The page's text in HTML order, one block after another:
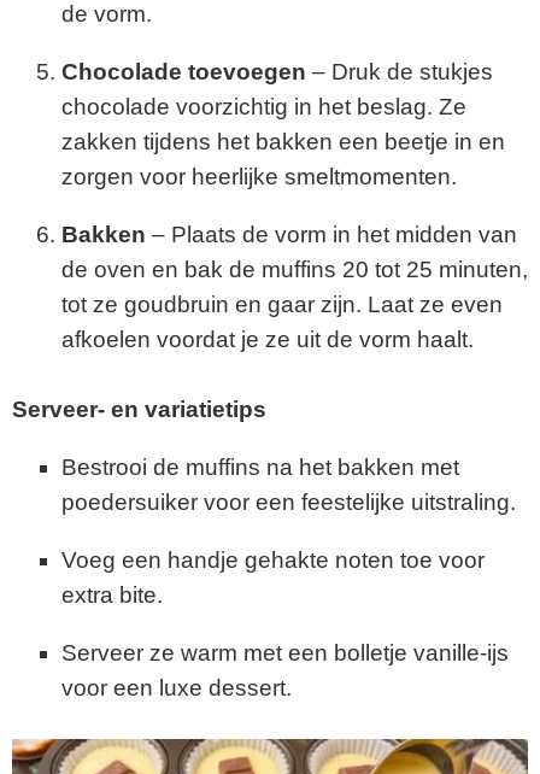
de vorm.
Chocolade toevoegen – Druk de stukjes
chocolade voorzichtig in het beslag. Ze
zakken tijdens het bakken een beetje in en
zorgen voor heerlijke smeltmomenten.
Bakken – Plaats de vorm in het midden van
de oven en bak de muffins 20 tot 25 minuten,
tot ze goudbruin en gaar zijn. Laat ze even
afkoelen voordat je ze uit de vorm haalt.
Serveer- en variatietips
Bestrooi de muffins na het bakken met
poedersuiker voor een feestelijke uitstraling.
Voeg een handje gehakte noten toe voor
extra bite.
Serveer ze warm met een bolletje vanille-ijs
voor een luxe dessert.